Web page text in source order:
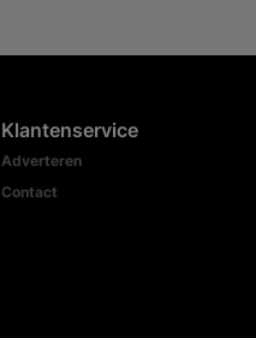
Klantenservice
Adverteren
Contact